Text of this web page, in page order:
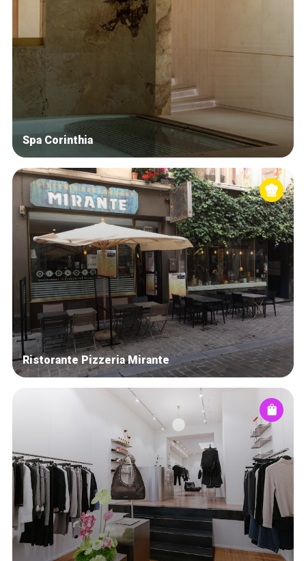
Spa Corinthia
Ristorante Pizzeria Mirante